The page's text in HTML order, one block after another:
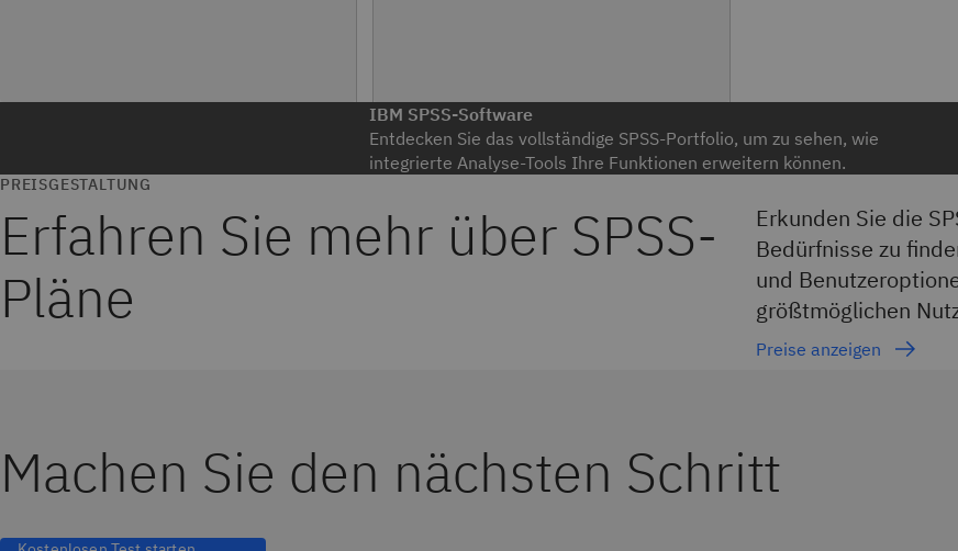
IBM SPSS-Software
Entdecken Sie das vollständige SPSS-Portfolio, um zu sehen, wie
integrierte Analyse-Tools Ihre Funktionen erweitern können.
PREISGESTALTUNG
Erfahren Sie mehr über SPSS-
Pläne
Erkunden Sie die
Bedürfnisse zu
und
größtmöglichen
Preise anzeigen
Machen Sie den nächsten Schritt